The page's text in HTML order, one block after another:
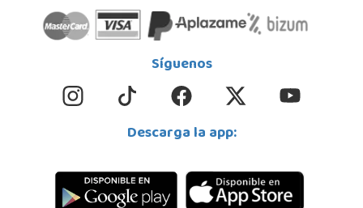
Síguenos
Descarga la app: